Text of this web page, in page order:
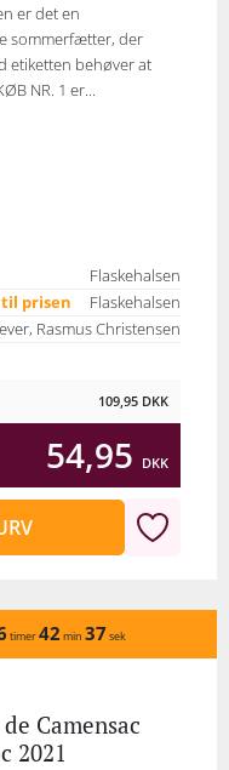
er det en
sommerfætter, der
etiketten behøver at
NR. 1 er...
Flaskehalsen
prisen
Flaskehalsen
Rasmus Christensen
109,95 DKK
54,95 DKK
timer42 min 37 sek
Camensac
2021